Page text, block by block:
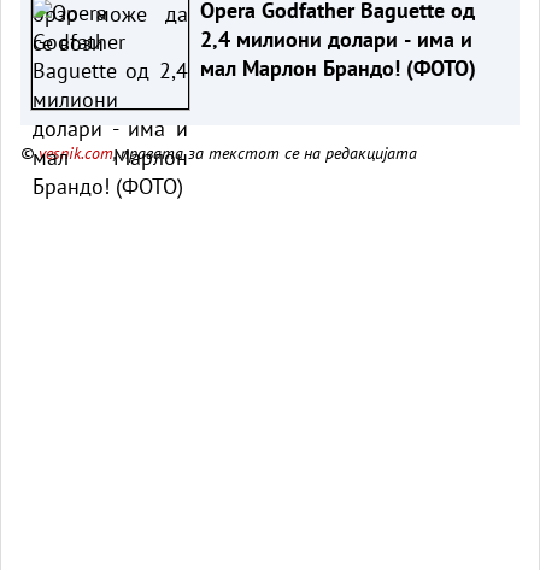
Opera Godfather Baguette од
2,4 милиони долари - има и
мал Марлон Брандо! (ФОТО)
©vesnik.com, правата за текстот се на редакцијата